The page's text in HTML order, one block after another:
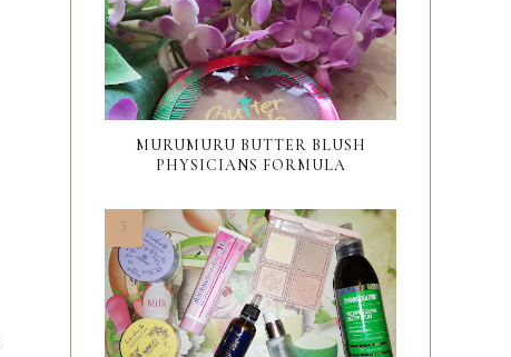
MURUMURU BUTTER BLUSH
PHYSICIANS FORMULA